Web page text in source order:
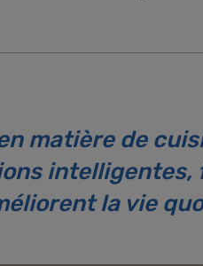
matière de
la vie